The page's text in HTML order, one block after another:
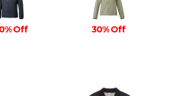
Off 30% Off